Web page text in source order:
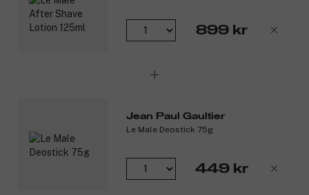
899 kr
Jean Paul Gaultier
Le Male Deostick 75g
449 kr